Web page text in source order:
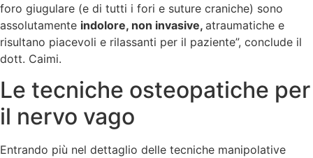
foro giugulare (e di tutti i fori e suture craniche) sono
assolutamente indolore, non invasive, atraumatiche e
risultano piacevoli e rilassanti per il paziente”, conclude il
dott. Caimi.
Le tecniche osteopatiche per
il nervo vago
Entrando più nel dettaglio delle tecniche manipolative